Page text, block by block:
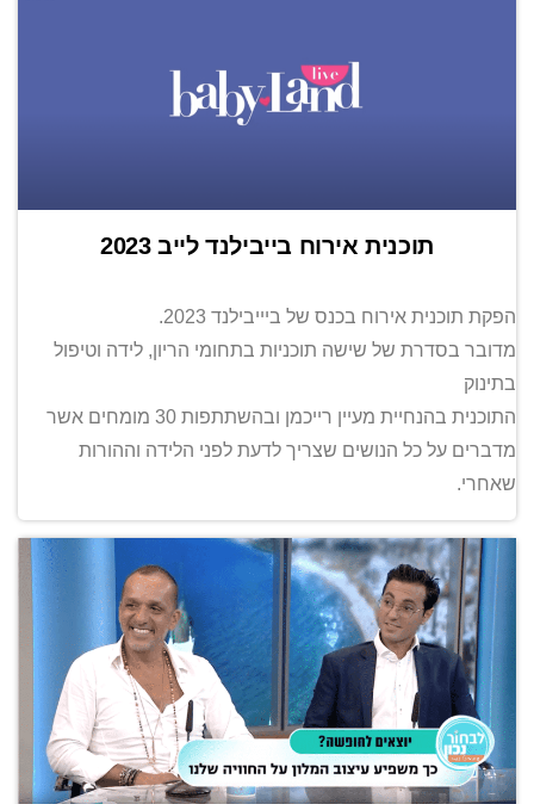
תוכנית אירוח בייבילנד לייב 2023
הפקת תוכנית אירוח בכנס של ביייבילנד 2023.
מדובר בסדרת של שישה תוכניות בתחומי הריון, לידה וטיפול
בתינוק
התוכנית בהנחיית מעיין רייכמן ובהשתתפות 30 מומחים אשר
מדברים על כל הנושים שצריך לדעת לפני הלידה וההורות
שאחרי.